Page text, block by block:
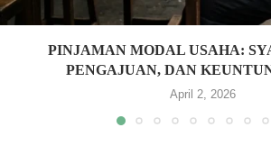
PINJAMAN MODAL USAHA:
PENGAJUAN, DAN
April 2, 2026